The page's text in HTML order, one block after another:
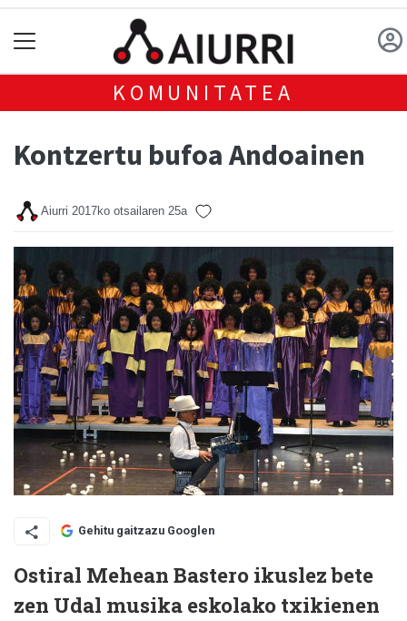
KOMUNITATEA
Kontzertu bufoa Andoainen
Aiurri 2017ko otsailaren 25a
Gehitu gaitzazu Googlen
Ostiral Mehean Bastero ikuslez bete
zen Udal musika eskolako txikienen